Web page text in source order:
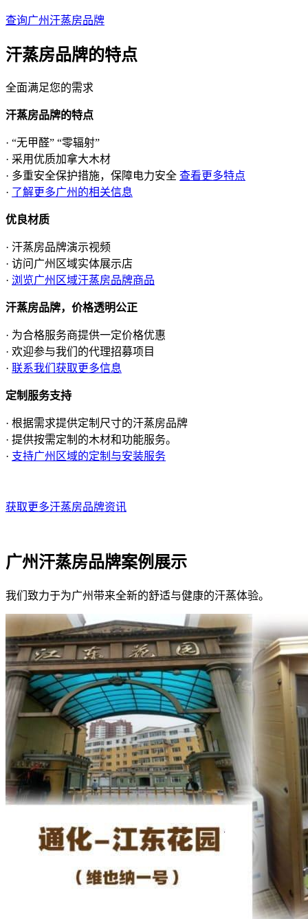
查询广州汗蒸房品牌
汗蒸房品牌的特点
全面满足您的需求
汗蒸房品牌的特点
· “无甲醛” “零辐射”
· 采用优质加拿大木材
· 多重安全保护措施，保障电力安全 查看更多特点
· 了解更多广州的相关信息
优良材质
· 汗蒸房品牌演示视频
· 访问广州区域实体展示店
· 浏览广州区域汗蒸房品牌商品
汗蒸房品牌，价格透明公正
· 为合格服务商提供一定价格优惠
· 欢迎参与我们的代理招募项目
· 联系我们获取更多信息
定制服务支持
· 根据需求提供定制尺寸的汗蒸房品牌
· 提供按需定制的木材和功能服务。
· 支持广州区域的定制与安装服务
获取更多汗蒸房品牌资讯
广州汗蒸房品牌案例展示
我们致力于为广州带来全新的舒适与健康的汗蒸体验。